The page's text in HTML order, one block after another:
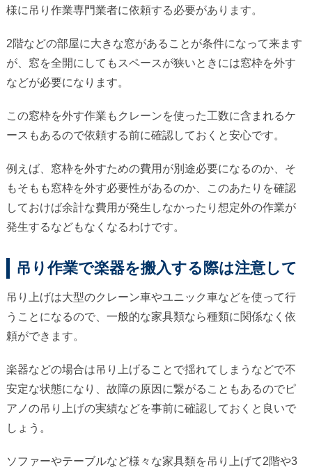
様に吊り作業専門業者に依頼する必要があります。
2階などの部屋に大きな窓があることが条件になって来ます
が、窓を全開にしてもスペースが狭いときには窓枠を外す
などが必要になります。
この窓枠を外す作業もクレーンを使った工数に含まれるケ
ースもあるので依頼する前に確認しておくと安心です。
例えば、窓枠を外すための費用が別途必要になるのか、そ
もそもも窓枠を外す必要性があるのか、このあたりを確認
しておけば余計な費用が発生しなかったり想定外の作業が
発生するなどもなくなるわけです。
吊り作業で楽器を搬入する際は注意して
吊り上げは大型のクレーン車やユニック車などを使って行
うことになるので、一般的な家具類なら種類に関係なく依
頼ができます。
楽器などの場合は吊り上げることで揺れてしまうなどで不
安定な状態になり、故障の原因に繋がることもあるのでピ
アノの吊り上げの実績などを事前に確認しておくと良いで
しょう。
ソファーやテーブルなど様々な家具類を吊り上げて2階や3